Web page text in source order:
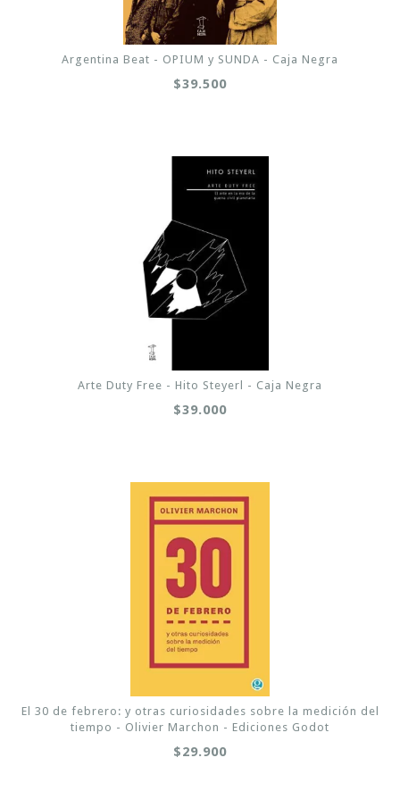
Argentina Beat - OPIUM y SUNDA - Caja Negra
$39.500
Arte Duty Free - Hito Steyerl - Caja Negra
$39.000
El 30 de febrero: y otras curiosidades sobre la medición del
tiempo - Olivier Marchon - Ediciones Godot
$29.900